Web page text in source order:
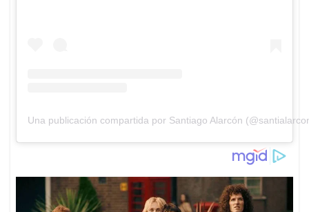
Una publicación compartida por Santiago Alarcón